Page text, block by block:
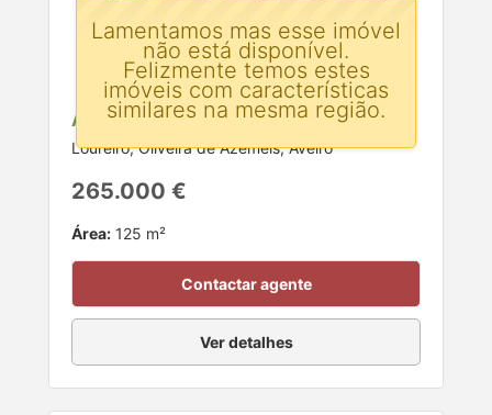
Apartamento T3 para venda
Loureiro, Oliveira de Azeméis, Aveiro
265.000 €
Área: 125 m²
Contactar agente
Ver detalhes
Lamentamos mas esse imóvel
não está disponível.
Felizmente temos estes
imóveis com características
similares na mesma região.